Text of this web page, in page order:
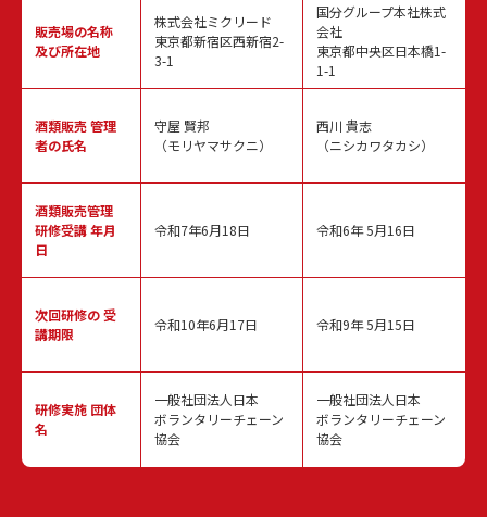
販売場の名称
及び所在地
酒類販売管理
者の氏名
酒類販売管理
研修受講 年月
日
次回研修の受
講期限
研修実施 団体
名
株式会社ミクリード
東京都新宿区西新宿2-
3-1
守屋 賢邦
（モリヤマサクニ）
令和7年6月18日
令和10年6月17日
一般社団法人日本
ボランタリーチェーン
協会
国分グループ本社株式
会社
東京都中央区日本橋1-
1-1
西川 貴志
（ニシカワタカシ）
令和6年 5月16日
令和9年 5月15日
一般社団法人日本
ボランタリーチェーン
協会